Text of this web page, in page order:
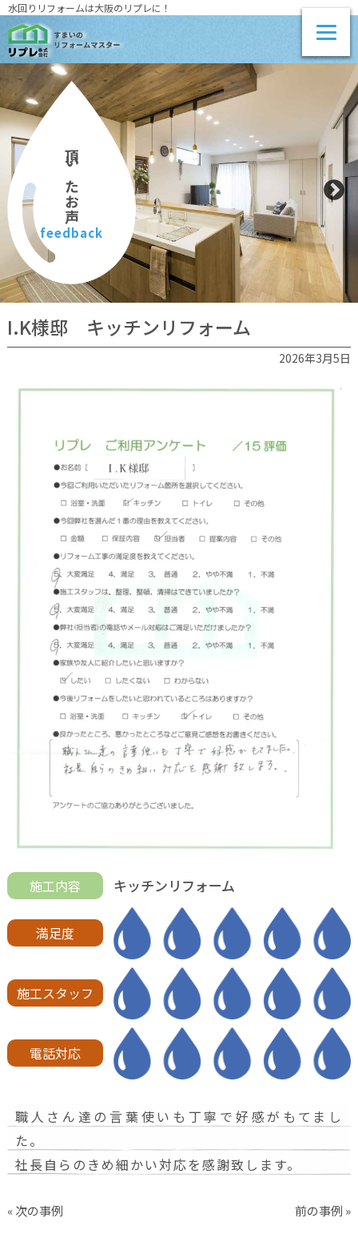
水回りリフォームは大阪のリプレに！
頂いたお声
feedback
I.K様邸 キッチンリフォーム
2026年3月5日
施工内容 キッチンリフォーム
満足度
施工スタッフ
電話対応
職人さん達の言葉使いも丁寧で好感がもてまし
た。
社長自らのきめ細かい対応を感謝致します。
« 次の事例 前の事例 »